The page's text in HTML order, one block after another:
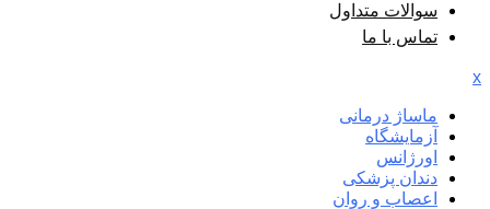
سوالات متداول
تماس با ما
x
ماساژ درمانی
آزمایشگاه
اورژانس
دندان پزشکی
اعصاب و روان